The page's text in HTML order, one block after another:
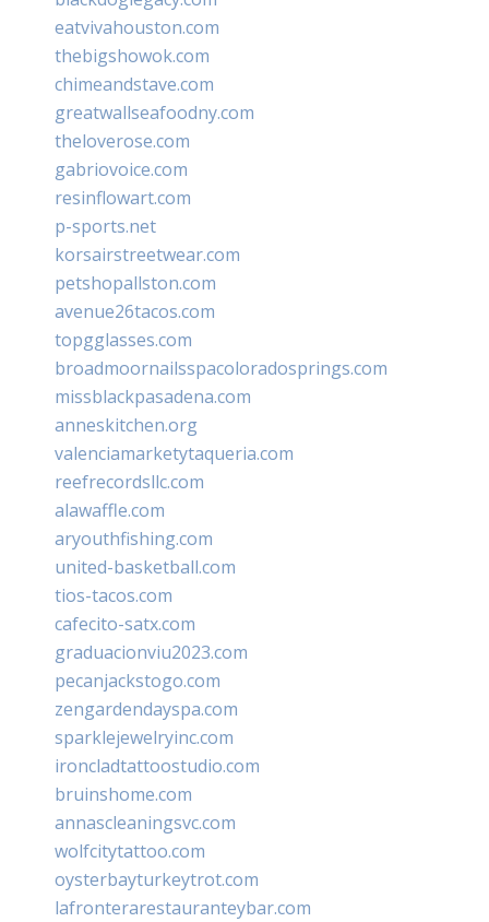
eatvivahouston.com
thebigshowok.com
chimeandstave.com
greatwallseafoodny.com
theloverose.com
gabriovoice.com
resinflowart.com
p-sports.net
korsairstreetwear.com
petshopallston.com
avenue26tacos.com
topgglasses.com
broadmoornailsspacoloradosprings.com
missblackpasadena.com
anneskitchen.org
valenciamarketytaqueria.com
reefrecordsllc.com
alawaffle.com
aryouthfishing.com
united-basketball.com
tios-tacos.com
cafecito-satx.com
graduacionviu2023.com
pecanjackstogo.com
zengardendayspa.com
sparklejewelryinc.com
ironcladtattoostudio.com
bruinshome.com
annascleaningsvc.com
wolfcitytattoo.com
oysterbayturkeytrot.com
lafronterarestauranteybar.com